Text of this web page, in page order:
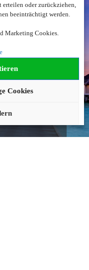
oder zurückziehen,
beeinträchtigt werden.
Marketing Cookies.
Cookies